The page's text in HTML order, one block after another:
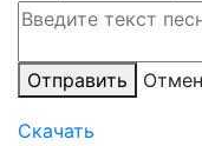
Отправить
Скачать